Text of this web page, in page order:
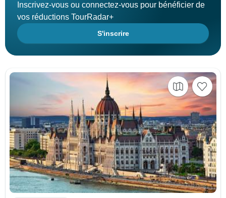
Inscrivez-vous ou connectez-vous pour bénéficier de
vos réductions TourRadar+
S'inscrire